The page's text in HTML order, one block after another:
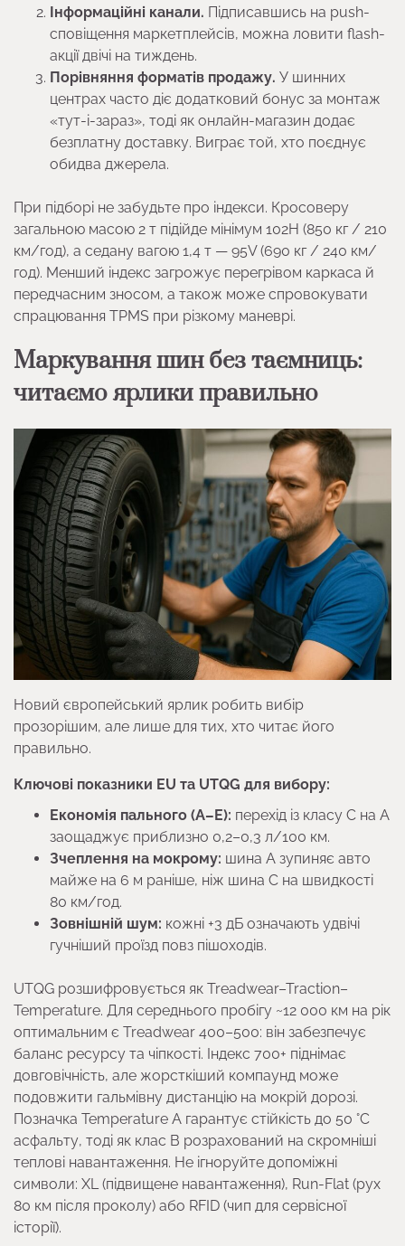
Інформаційні канали. Підписавшись на push-
сповіщення маркетплейсів, можна ловити flash-
акції двічі на тиждень.
Порівняння форматів продажу. У шинних
центрах часто діє додатковий бонус за монтаж
«тут-і-зараз», тоді як онлайн-магазин додає
безплатну доставку. Виграє той, хто поєднує
обидва джерела.
При підборі не забудьте про індекси. Кросоверу
загальною масою 2 т підійде мінімум 102H (850 кг / 210
км/год), а седану вагою 1,4 т — 95V (690 кг / 240 км/
год). Менший індекс загрожує перегрівом каркаса й
передчасним зносом, а також може спровокувати
спрацювання TPMS при різкому маневрі.
Маркування шин без таємниць:
читаємо ярлики правильно
Новий європейський ярлик робить вибір
прозорішим, але лише для тих, хто читає його
правильно.
Ключові показники EU та UTQG для вибору:
Економія пального (A–E): перехід із класу C на A
заощаджує приблизно 0,2–0,3 л/100 км.
Зчеплення на мокрому: шина A зупиняє авто
майже на 6 м раніше, ніж шина C на швидкості
80 км/год.
Зовнішній шум: кожні +3 дБ означають удвічі
гучніший проїзд повз пішоходів.
UTQG розшифровується як Treadwear–Traction–
Temperature. Для середнього пробігу ~12 000 км на рік
оптимальним є Treadwear 400–500: він забезпечує
баланс ресурсу та чіпкості. Індекс 700+ піднімає
довговічність, але жорсткіший компаунд може
подовжити гальмівну дистанцію на мокрій дорозі.
Позначка Temperature A гарантує стійкість до 50 °C
асфальту, тоді як клас B розрахований на скромніші
теплові навантаження. Не ігноруйте допоміжні
символи: XL (підвищене навантаження), Run-Flat (рух
80 км після проколу) або RFID (чип для сервісної
історії).